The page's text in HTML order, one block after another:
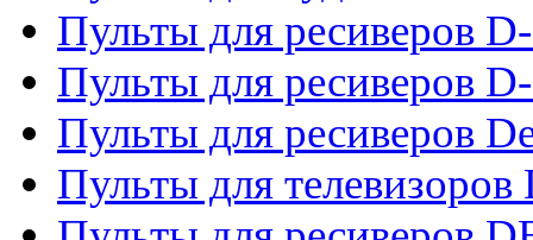
Пульты для ресиверов
Пульты для ресиверов
Пульты для ресиверов
Пульты для телевизоров